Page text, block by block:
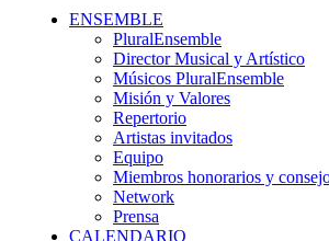
ENSEMBLE
PluralEnsemble
Director Musical y Artístico
Músicos PluralEnsemble
Misión y Valores
Repertorio
Artistas invitados
Equipo
Miembros honorarios y
Network
Prensa
CALENDARIO